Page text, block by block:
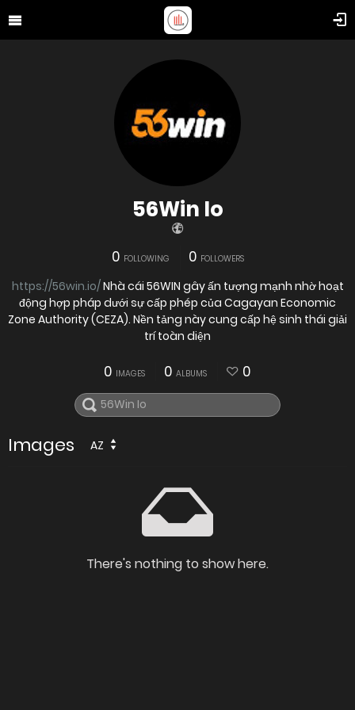
56Win Io
0 FOLLOWING 0 FOLLOWERS
https://56win.io/Nhà cái 56WIN gây ấn tượng mạnh nhờ hoạt
động hợp pháp dưới sự cấp phép của Cagayan Economic
Zone Authority (CEZA). Nền tảng này cung cấp hệ sinh thái giải
trí toàn diện
0 IMAGES 0 ALBUMS 0
Images AZ
There's nothing to show here.